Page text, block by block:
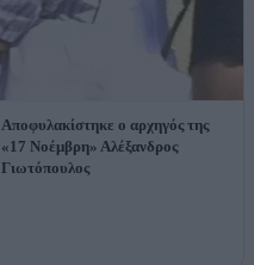
Αποφυλακίστηκε ο αρχηγός της
«17 Νοέμβρη» Αλέξανδρος
Γιωτόπουλος